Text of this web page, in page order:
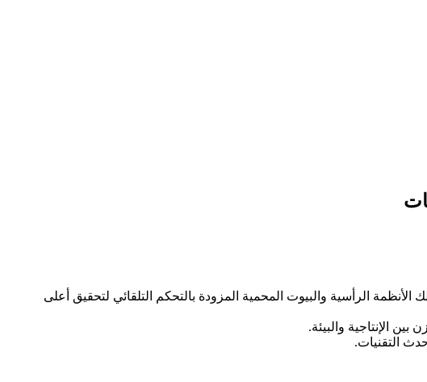
الزراعة المائية، بما في ذلك الأنظمة الرأسية والبيوت المحمية المزودة بالتحكم التلقائي لتحقيق أعلى
الإنتاجية والبيئة.
التقنيات.